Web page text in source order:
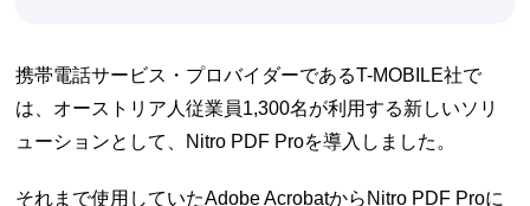
携帯電話サービス・プロバイダーであるT-MOBILE社で
は、オーストリア人従業員1,300名が利用する新しいソリ
ューションとして、Nitro PDF Proを導入しました。
それまで使用していたAdobe AcrobatからNitro PDF Proに